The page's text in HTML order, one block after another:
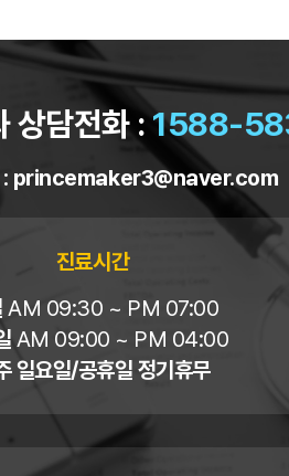
상담전화 :1588-
princemaker3@naver.com
진료시간
AM 09:30 ~ PM 07:00
AM 09:00 ~ PM 04:00
일요일/공휴일 정기휴무